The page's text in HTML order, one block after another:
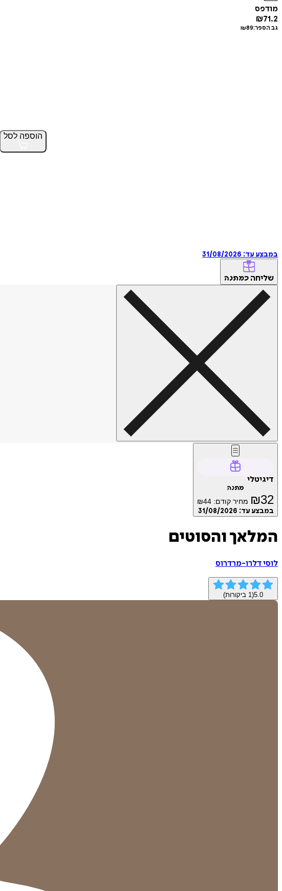
מודפס
₪71.2
גב הספר: ₪89
הוספה לסל
במבצע עד: 31/08/2026
שליחה כמתנה
דיגיטלי
מתנה
₪32 מחיר קודם: ₪44
במבצע עד: 31/08/2026
לסל
המלאך והסוטים
לוסי דלרו-מרדרוס
5.0
(
1 ביקורות)